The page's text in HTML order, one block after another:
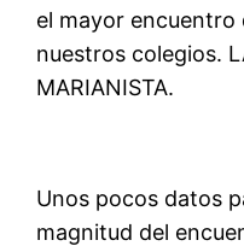
el mayor encuentro
nuestros colegios.
MARIANISTA.
Unos pocos datos
magnitud del